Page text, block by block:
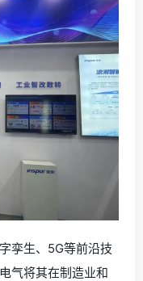
孪生、5G等前沿技
气将其在制造业和